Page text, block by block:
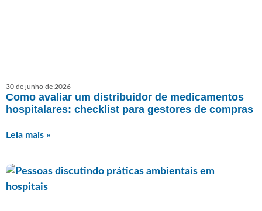
Como avaliar um distribuidor de medicamentos
hospitalares: checklist para gestores de compras
30 de junho de 2026
Leia mais »